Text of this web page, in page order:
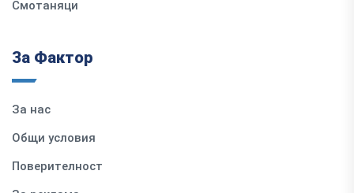
Смотаняци
За Фактор
За нас
Общи условия
Поверителност